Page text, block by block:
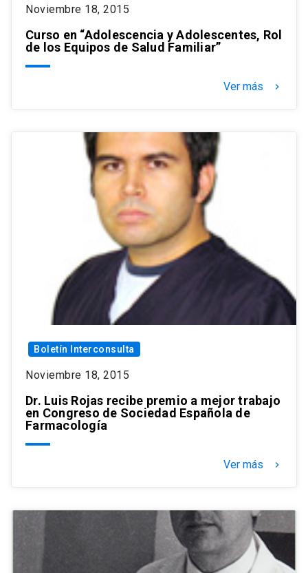
Noviembre 18, 2015
Curso en “Adolescencia y Adolescentes, Rol
de los Equipos de Salud Familiar”
Ver más keyboard_arrow_right
Boletín Interconsulta
Noviembre 18, 2015
Dr. Luis Rojas recibe premio a mejor trabajo
en Congreso de Sociedad Española de
Farmacología
Ver más keyboard_arrow_right